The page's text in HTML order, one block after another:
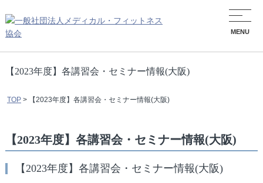
MENU
【2023年度】各講習会・セミナー情報(大阪)
TOP> 【2023年度】各講習会・セミナー情報(大阪)
【2023年度】各講習会・セミナー情報(大阪)
【2023年度】各講習会・セミナー情報(大阪)